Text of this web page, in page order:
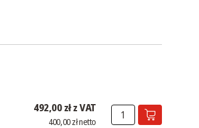
492,00 zł z VAT
400,00 zł netto